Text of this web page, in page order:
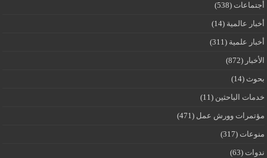
أجتماعات (538)
أخبار عالمية (14)
أخبار علمية (311)
الأخبار (872)
بحوث (14)
خدمات الباحثين (11)
مؤتمرات وورش عمل (471)
منوعات (317)
ندوات (63)